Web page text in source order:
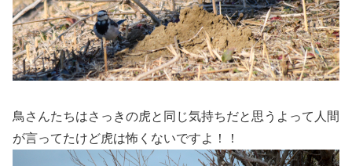
鳥さんたちはさっきの虎と同じ気持ちだと思うよって人間
が言ってたけど虎は怖くないですよ！！